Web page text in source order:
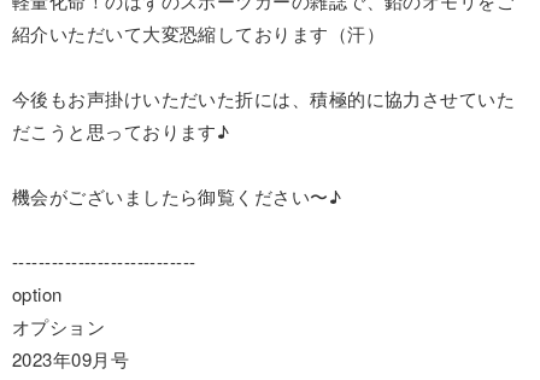
紹介いただいて大変恐縮しております（汗）
今後もお声掛けいただいた折には、積極的に協力させていた
だこうと思っております♪
機会がございましたら御覧ください〜♪
----------------------------
option
オプション
2023年09月号